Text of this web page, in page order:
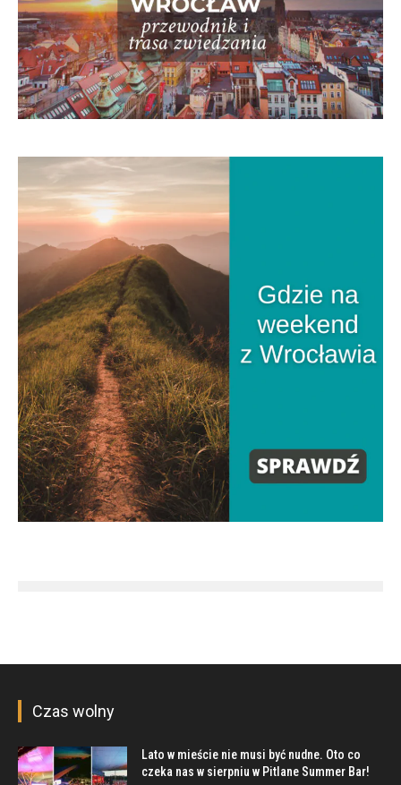
Czas wolny
Lato w mieście nie musi być nudne. Oto co
czeka nas w sierpniu w Pitlane Summer Bar!